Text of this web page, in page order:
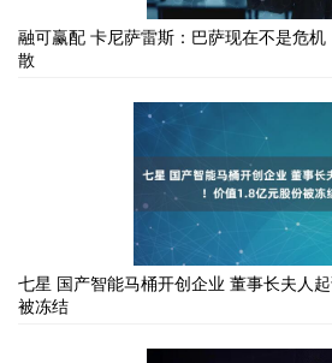
融可赢配 卡尼萨雷斯：巴萨现在不是危
散
七星 国产智能马桶开创企业 董事长夫人
被冻结